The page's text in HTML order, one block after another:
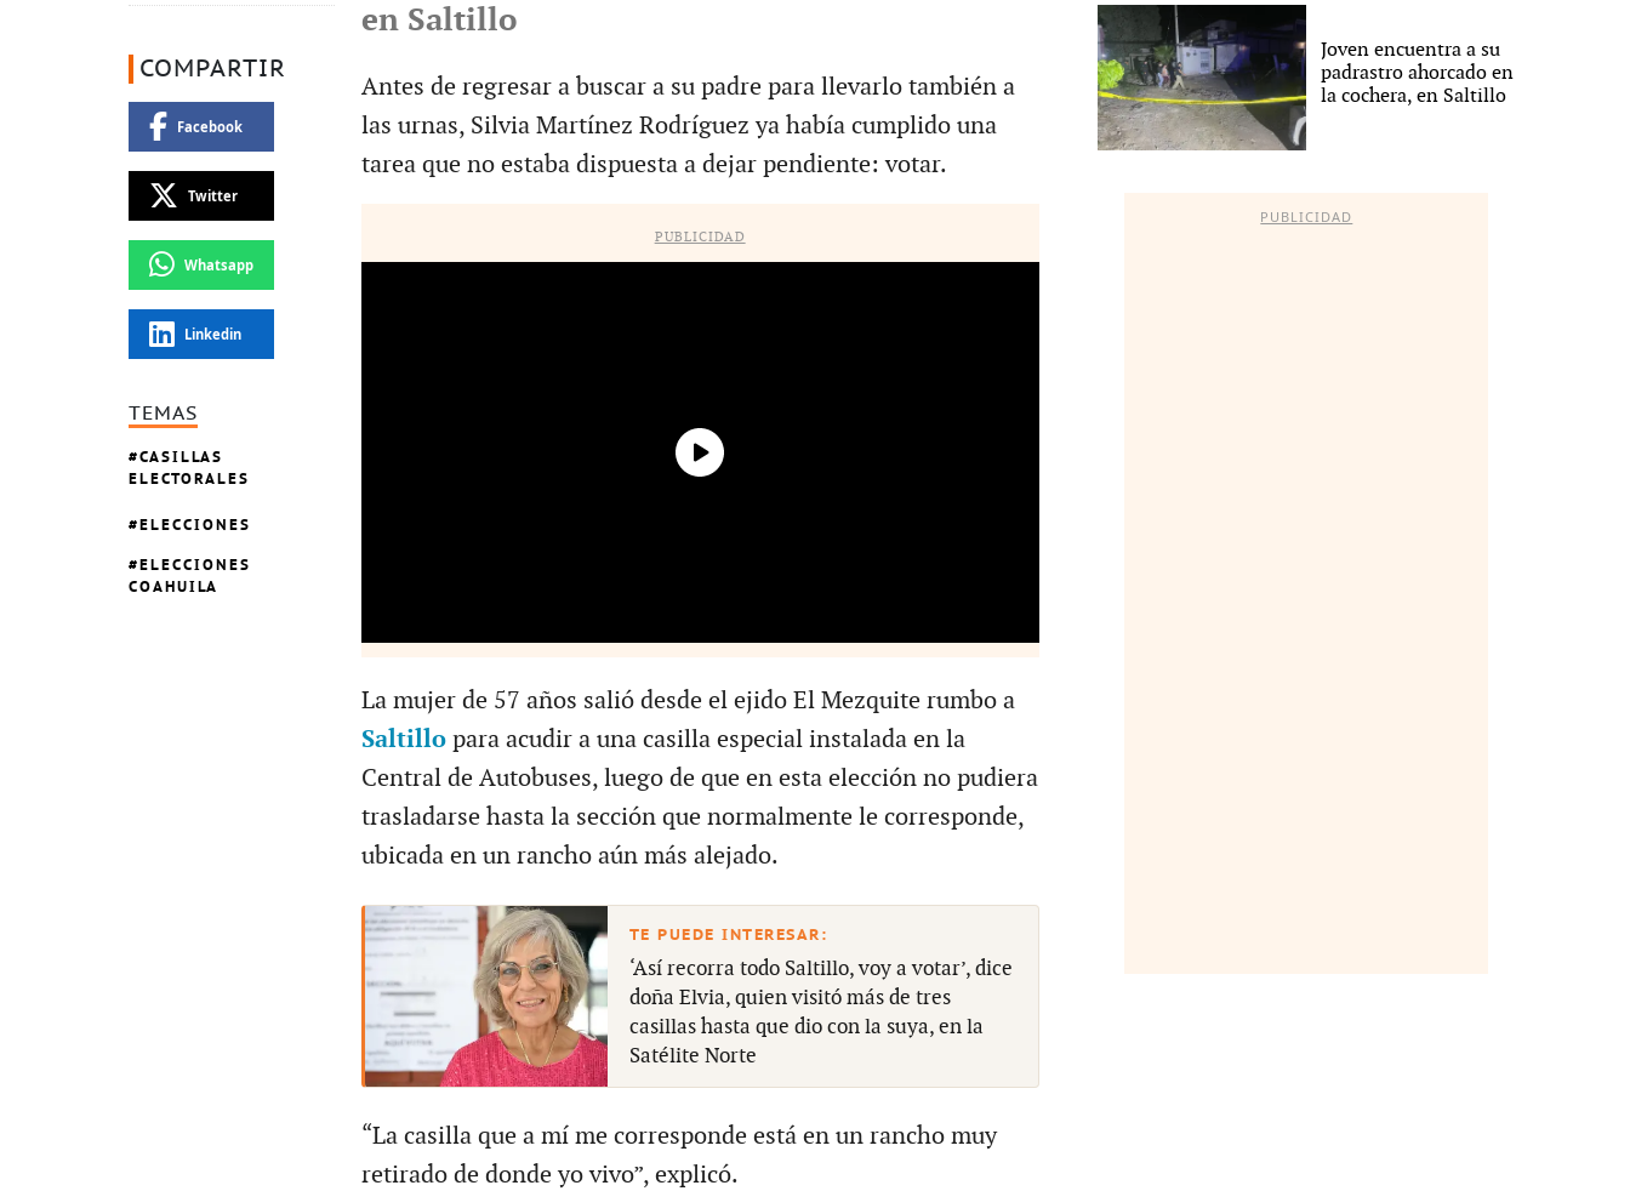
COMPARTIR
Facebook
Twitter
Whatsapp
Linkedin
TEMAS
CASILLAS
ELECTORALES
ELECCIONES
ELECCIONES
COAHUILA
en Saltillo
Antes de regresar a buscar a su padre para llevarlo también a
las urnas, Silvia Martínez Rodríguez ya había cumplido una
tarea que no estaba dispuesta a dejar pendiente: votar.
PUBLICIDAD
La mujer de 57 años salió desde el ejido El Mezquite rumbo a
Saltillo para acudir a una casilla especial instalada en la
Central de Autobuses, luego de que en esta elección no pudiera
trasladarse hasta la sección que normalmente le corresponde,
ubicada en un rancho aún más alejado.
‘Así recorra todo Saltillo, voy a votar’, dice
doña Elvia, quien visitó más de tres
casillas hasta que dio con la suya, en la
Satélite Norte
“La casilla que a mí me corresponde está en un rancho muy
retirado de donde yo vivo”, explicó.
Joven encuentra a su
padrastro ahorcado en
la cochera, en Saltillo
PUBLICIDAD